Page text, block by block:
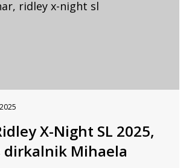
X-Night SL 2025,
dirkalnik Mihaela